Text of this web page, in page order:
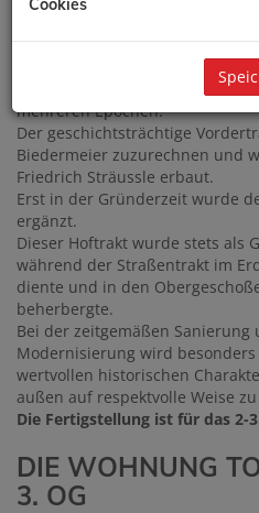
Direkt am Naschmarkt vereint
unterschiedliche Einflüsse und
mehreren Epochen.
Der geschichtsträchtige
Biedermeier zuzurechnen und
Friedrich Sträussle erbaut.
Erst in der Gründerzeit wurde
ergänzt.
Dieser Hoftrakt wurde stets als
während der Straßentrakt im
diente und in den
beherbergte.
Bei der zeitgemäßen Sanierung
Modernisierung wird
wertvollen historischen
außen auf respektvolle Weise
Die Fertigstellung ist für das 2-
DIE WOHNUNG
3. OG
Cookies